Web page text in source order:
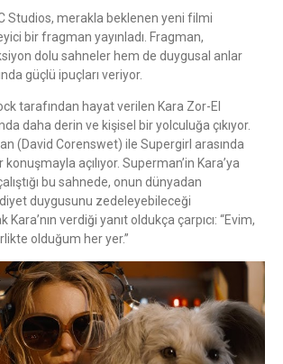
Studios, merakla beklenen yeni filmi
bir fragman yayınladı. Fragman,
dolu sahneler hem de duygusal anlar
güçlü ipuçları veriyor.
tarafından hayat verilen Kara Zor-El
daha derin ve kişisel bir yolculuğa çıkıyor.
(David Corenswet) ile Supergirl arasında
açılıyor. Superman’in Kara’ya
bu sahnede, onun dünyadan
duygusunu zedeleyebileceği
Kara’nın verdiği yanıt oldukça çarpıcı: “Evim,
olduğum her yer.”